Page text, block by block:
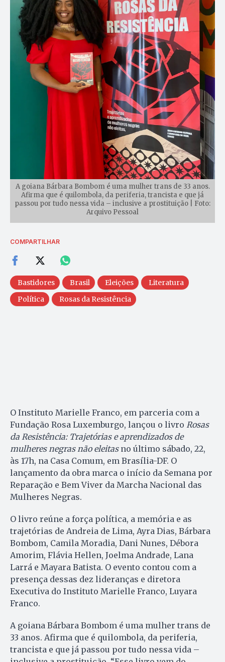
A goiana Bárbara Bombom é uma mulher trans de 33 anos.
Afirma que é quilombola, da periferia, trancista e que já
passou por tudo nessa vida – inclusive a prostituição | Foto:
Arquivo Pessoal
COMPARTILHAR
Bastidores Brasil Eleições
Literatura
Política
Rosas da Resistência
O Instituto Marielle Franco, em parceria com a
Fundação Rosa Luxemburgo, lançou o livro Rosas
da Resistência: Trajetórias e aprendizados de
mulheres negras não eleitas no último sábado, 22,
às 17h, na Casa Comum, em Brasília-DF. O
lançamento da obra marca o início da Semana por
Reparação e Bem Viver da Marcha Nacional das
Mulheres Negras.
O livro reúne a força política, a memória e as
trajetórias de Andreia de Lima, Ayra Dias, Bárbara
Bombom, Camila Moradia, Dani Nunes, Débora
Amorim, Flávia Hellen, Joelma Andrade, Lana
Larrá e Mayara Batista. O evento contou com a
presença dessas dez lideranças e diretora
Executiva do Instituto Marielle Franco, Luyara
Franco.
A goiana Bárbara Bombom é uma mulher trans de
33 anos. Afirma que é quilombola, da periferia,
trancista e que já passou por tudo nessa vida –